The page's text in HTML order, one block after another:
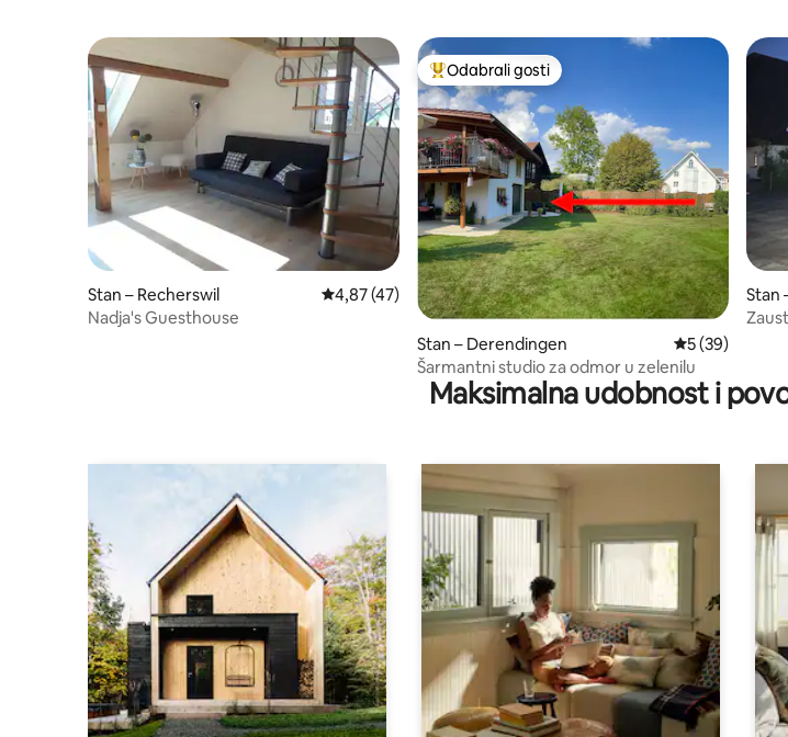
Stan – Recherswil Prosječna ocjena: 4,87/5, recenzija: 47
4,87 (47)
Nadja's Guesthouse
Među najviše rangiranima s oznakom „Odabrali
Odabrali gosti
Stan – Derendingen Prosječna
5 (39)
Šarmantni studio za odmor u zelenilu
Stan
Maksimalna udobnost i